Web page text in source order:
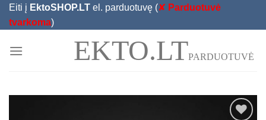
Skip
Eiti į EktoSHOP.LT el. parduotuvę (✘ Parduotuvė
tvarkoma)
EKTO.LTPARDUOTUVĖ